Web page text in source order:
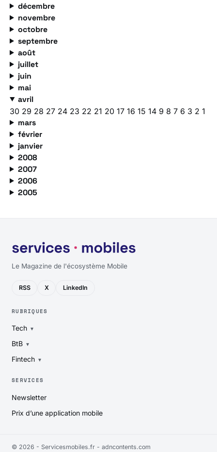
décembre
novembre
octobre
septembre
août
juillet
juin
mai
avril
30 29 28 27 24 23 22 21 20 17 16 15 14 9 8 7 6 3 2 1
mars
février
janvier
2008
2007
2006
2005
Le Magazine de l'écosystème Mobile
RSS X LinkedIn
RUBRIQUES
Tech
BtB
Fintech
SERVICES
Newsletter
Prix d’une application mobile
© 2026 - Servicesmobiles.fr - adncontents.com